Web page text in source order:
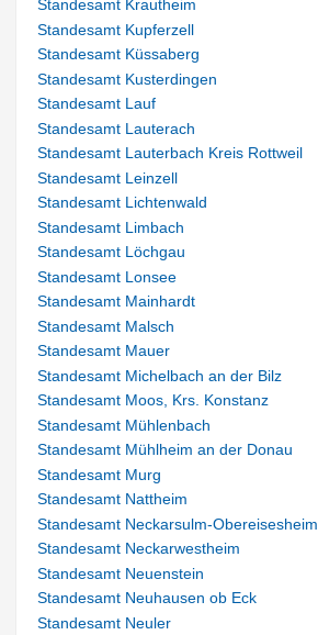
Standesamt Krautheim
Standesamt Kupferzell
Standesamt Küssaberg
Standesamt Kusterdingen
Standesamt Lauf
Standesamt Lauterach
Standesamt Lauterbach Kreis Rottweil
Standesamt Leinzell
Standesamt Lichtenwald
Standesamt Limbach
Standesamt Löchgau
Standesamt Lonsee
Standesamt Mainhardt
Standesamt Malsch
Standesamt Mauer
Standesamt Michelbach an der Bilz
Standesamt Moos, Krs. Konstanz
Standesamt Mühlenbach
Standesamt Mühlheim an der Donau
Standesamt Murg
Standesamt Nattheim
Standesamt Neckarsulm-Obereisesheim
Standesamt Neckarwestheim
Standesamt Neuenstein
Standesamt Neuhausen ob Eck
Standesamt Neuler